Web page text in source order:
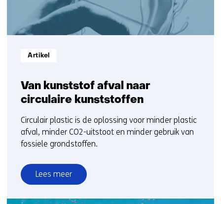
Van kunststof afval naar
circulaire kunststoffen
Informatietype:
Artikel
Circulair plastic is de oplossing voor minder plastic
afval, minder CO2-uitstoot en minder gebruik van
fossiele grondstoffen.
Lees meer
over
Van